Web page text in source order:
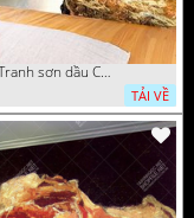
Tranh sơn dầu Châu Âu phong cảnh ngôi làng bên dòng sông
TẢI VỀ